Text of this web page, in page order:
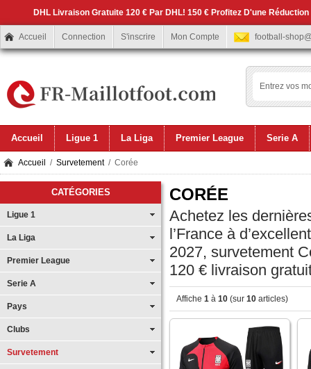
DHL Livraison Gratuite 120 € Par DHL! 150 € Profitez D'une
Accueil Connection S'inscrire Mon Compte football-
Accueil Ligue 1 La Liga Premier League Serie A
Accueil / Survetement/ Corée
CATÉGORIES
Ligue 1
La Liga
Premier League
Serie A
Pays
Clubs
Survetement
CORÉE
Achetez les
l’France à
2027, survetement
120 € livraison
Affiche 1 à 10 (sur 10 articles)